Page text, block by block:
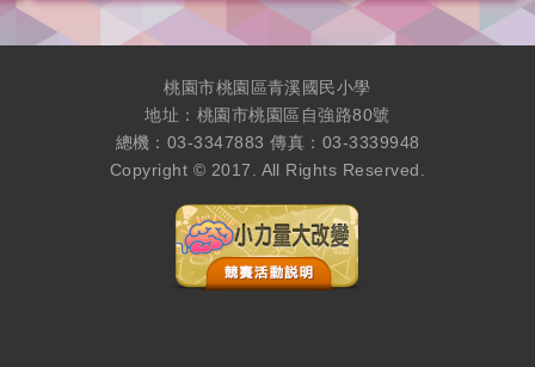
桃園市桃園區青溪國民小學
地址：桃園市桃園區自強路80號
總機：03-3347883 傳真：03-3339948
Copyright © 2017. All Rights Reserved.